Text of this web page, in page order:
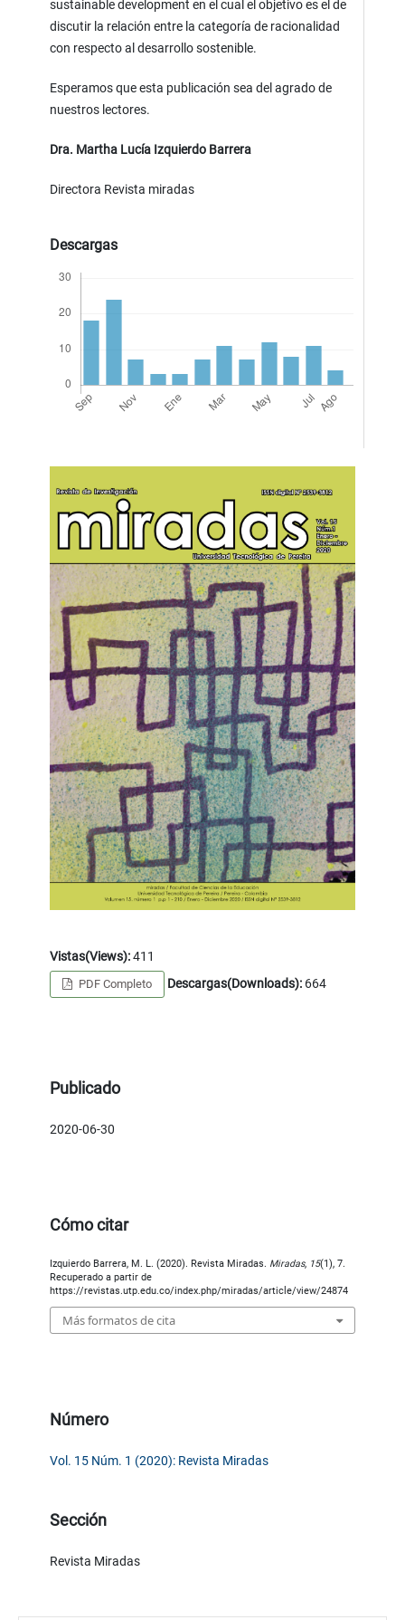
sustainable development en el cual el objetivo es el de
discutir la relación entre la categoría de racionalidad
con respecto al desarrollo sostenible.
Esperamos que esta publicación sea del agrado de
nuestros lectores.
Dra. Martha Lucía Izquierdo Barrera
Directora Revista miradas
Descargas
Vistas(Views):411
PDF Completo Descargas(Downloads):664
Publicado
2020-06-30
Cómo citar
Izquierdo Barrera, M. L. (2020). Revista Miradas. Miradas, 15(1), 7.
Recuperado a partir de
https://revistas.utp.edu.co/index.php/miradas/article/view/24874
Más formatos de cita
Número
Vol. 15 Núm. 1 (2020): Revista Miradas
Sección
Revista Miradas